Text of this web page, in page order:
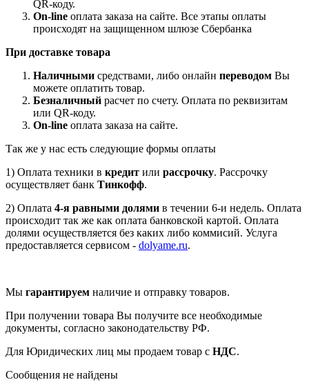
QR-коду.
On-line оплата заказа на сайте. Все этапы оплаты
происходят на защищенном шлюзе Сбербанка
При доставке товара
Наличными средствами, либо онлайн переводом Вы
можете оплатить товар.
Безналичный расчет по счету. Оплата по реквизитам
или QR-коду.
On-line оплата заказа на сайте.
Так же у нас есть следующие формы оплаты
1) Оплата техники в кредит или рассрочку. Рассрочку
осуществляет банк Тинкофф.
2) Оплата 4-я равными долями в течении 6-и недель. Оплата
происходит так же как оплата банковской картой. Оплата
долями осуществляется без каких либо коммисий. Услуга
предоставляется сервисом - dolyame.ru.
Мы гарантируем наличие и отправку товаров.
При получении товара Вы получите все необходимые
документы, согласно законодательству РФ.
Для Юридических лиц мы продаем товар с НДС.
Сообщения не найдены